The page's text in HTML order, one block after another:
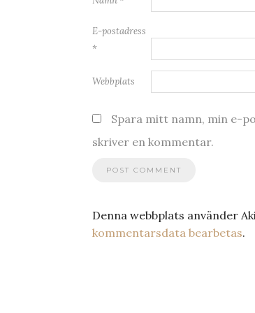
E-postadress
*
Webbplats
Spara mitt namn, min e-
skriver en kommentar.
Denna webbplats använder
kommentarsdata bearbetas.